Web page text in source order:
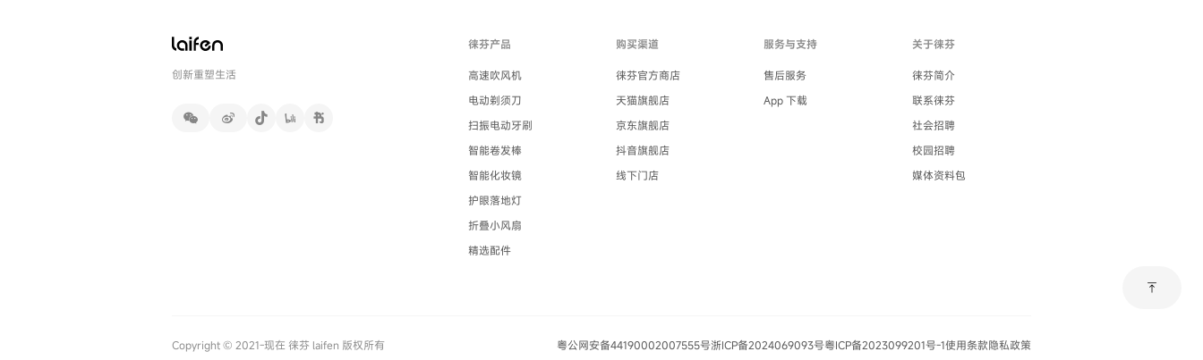
创新重塑生活
徕芬产品
高速吹风机
电动剃须刀
扫振电动牙刷
智能卷发棒
智能化妆镜
护眼落地灯
折叠小风扇
精选配件
购买渠道
徕芬官方商店
天猫旗舰店
京东旗舰店
抖音旗舰店
线下门店
服务与支持
售后服务
App 下载
关于徕芬
徕芬简介
联系徕芬
社会招聘
校园招聘
媒体资料包
Copyright © 2021-现在 徕芬 laifen 版权所有 粤公网安备44190002007555号浙ICP备2024069093号粤ICP备2023099201号-1使用条款隐私政策
vertical_align_top